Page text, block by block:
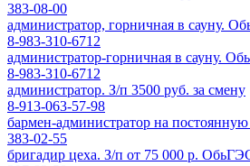
383-08-00
администратор, горничная в сауну.
8-983-310-6712
администратор-горничная в сауну.
8-983-310-6712
администратор. З/п 3500 руб. за смену
8-913-063-57-98
бармен-администратор на
383-02-55
бригадир цеха. З/п от 75 000 р.